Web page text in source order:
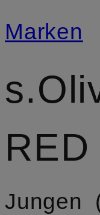
Marken
RED
Jungen